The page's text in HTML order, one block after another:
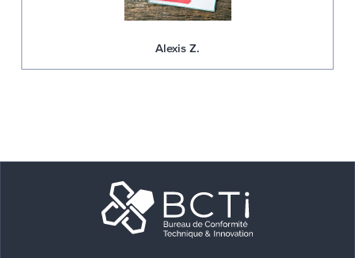
Alexis Z.